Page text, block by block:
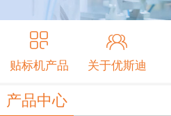
贴标机产品 关于优斯迪
产品中心